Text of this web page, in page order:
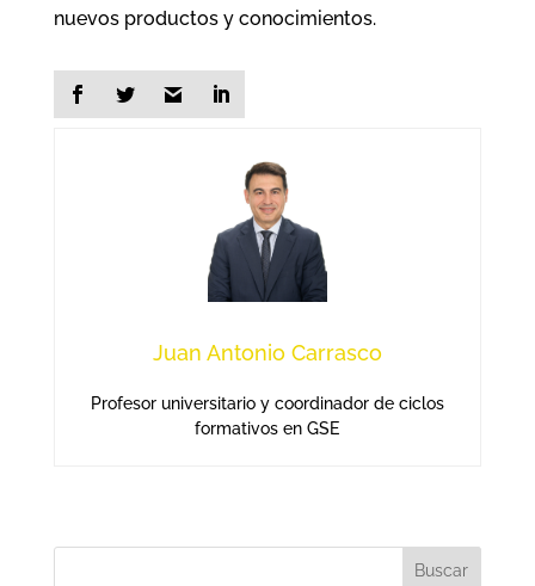
nuevos productos y conocimientos.
Juan Antonio Carrasco
Profesor universitario y coordinador de ciclos
formativos en GSE
Buscar